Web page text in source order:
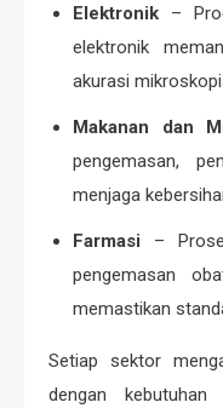
Elektronik –
elektronik
akurasi
Makanan dan
pengemasan,
menjaga
Farmasi –
pengemasan
memastikan
Setiap sektor
dengan